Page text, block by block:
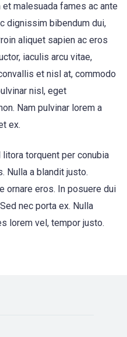
malesuada fames ac ante
dignissim bibendum dui,
aliquet sapien ac eros
iaculis arcu vitae,
et nisl at, commodo
nisl, eget
Nam pulvinar lorem a
ex.
torquent per conubia
Nulla a blandit justo.
ornare eros. In posuere dui
nec porta ex. Nulla
lorem vel, tempor justo.